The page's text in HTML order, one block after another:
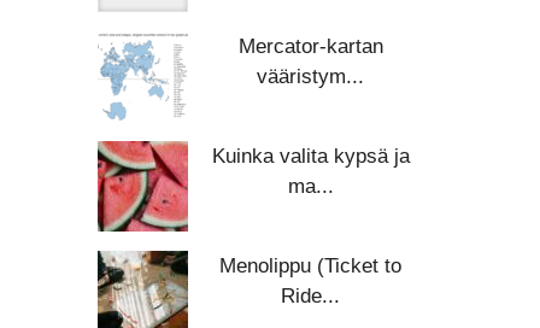
Mercator-kartan
vääristym...
Kuinka valita kypsä ja
ma...
Menolippu (Ticket to
Ride...